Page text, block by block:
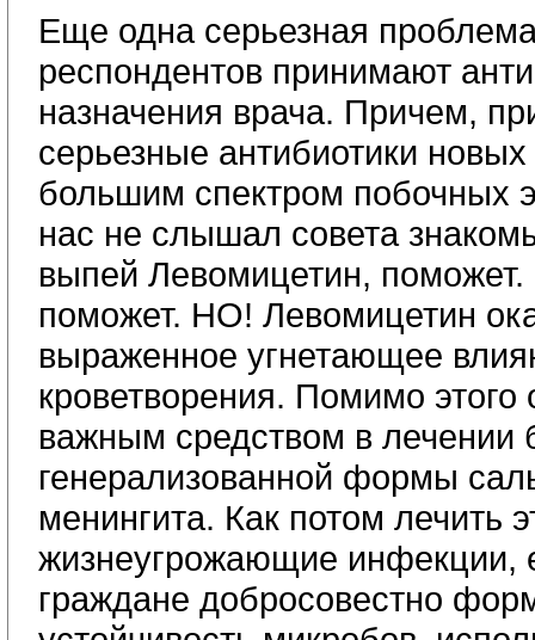
Еще одна серьезная
респондентов принимают
назначения врача. Причем,
серьезные антибиотики
большим спектром побочных
нас не слышал совета
выпей Левомицетин, поможет.
поможет. НО! Левомицетин
выраженное угнетающее
кроветворения. Помимо этого
важным средством в
генерализованной формы
менингита. Как потом лечить
жизнеугрожающие инфекции,
граждане добросовестно